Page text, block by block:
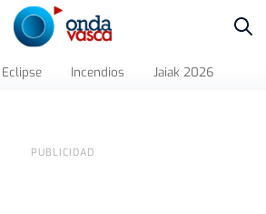
Eclipse Incendios Jaiak 2026